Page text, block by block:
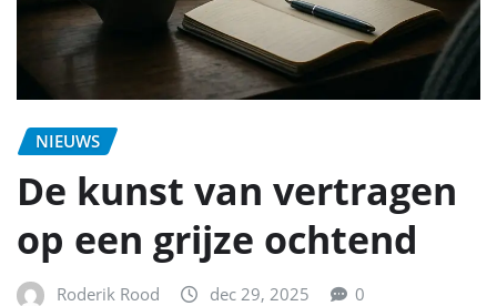
NIEUWS
De kunst van vertragen
op een grijze ochtend
Roderik Rood dec 29, 2025 0